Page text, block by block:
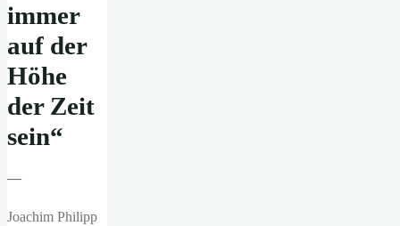
immer
auf der
Höhe
der Zeit
sein“
—
Joachim Philipp